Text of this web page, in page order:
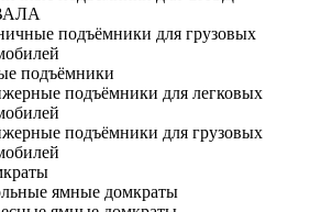
подъёмники для грузовых
подъёмники
подъёмники для легковых
подъёмники для грузовых
ямные домкраты